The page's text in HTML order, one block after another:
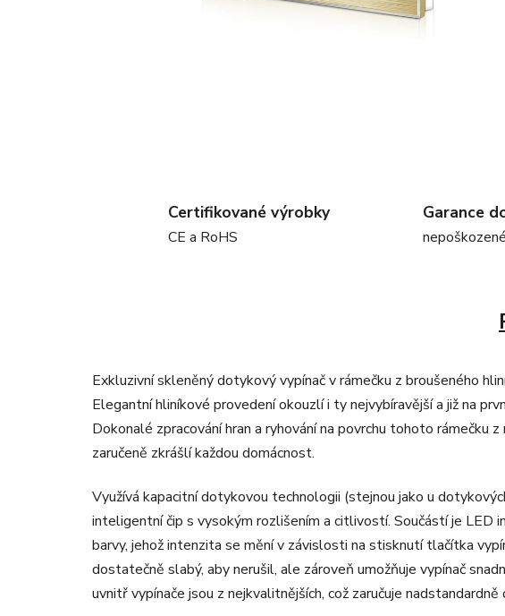
Certifikované výrobky
CE a RoHS
Garance
Exkluzivní skleněný dotykový vypínač v rámečku z broušeného
Elegantní hliníkové provedení okouzlí i ty nejvybíravější a již na
Dokonalé zpracování hran a ryhování na povrchu tohoto rámečku
zaručeně zkrášlí každou domácnost.
Využívá kapacitní dotykovou technologii (stejnou jako u
inteligentní čip s vysokým rozlišením a citlivostí. Součástí je LED
barvy, jehož intenzita se mění v závislosti na stisknutí tlačítka
dostatečně slabý, aby nerušil, ale zároveň umožňuje vypínač
uvnitř vypínače jsou z nejkvalitnějších, což zaručuje